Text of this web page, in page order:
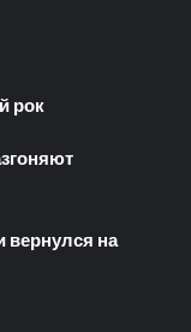
рок
вернулся на